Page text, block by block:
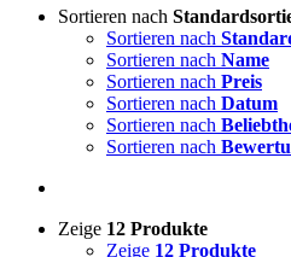
Sortieren nach
Sortieren nach
Sortieren nach Name
Sortieren nach Preis
Sortieren nach Datum
Sortieren nach
Sortieren nach
Zeige 12 Produkte
Zeige 12 Produkte